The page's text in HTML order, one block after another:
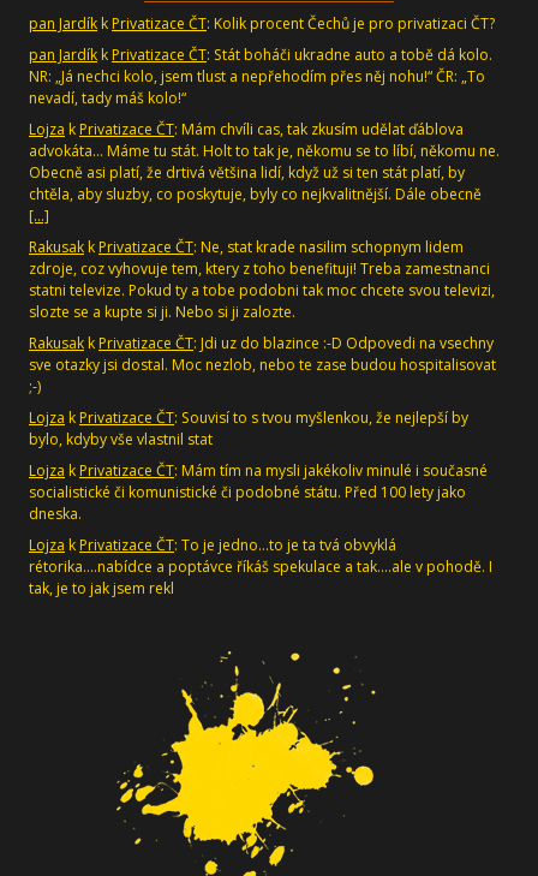
pan Jardík k Privatizace ČT: Kolik procent Čechů je pro privatizaci ČT?
pan Jardík k Privatizace ČT: Stát boháči ukradne auto a tobě dá kolo.
NR: „Já nechci kolo, jsem tlust a nepřehodím přes něj nohu!“ ČR: „To
nevadí, tady máš kolo!“
Lojza k Privatizace ČT: Mám chvíli cas, tak zkusím udělat ďáblova
advokáta... Máme tu stát. Holt to tak je, někomu se to líbí, někomu ne.
Obecně asi platí, že drtivá většina lidí, když už si ten stát platí, by
chtěla, aby sluzby, co poskytuje, byly co nejkvalitnější. Dále obecně
[…]
Rakusak k Privatizace ČT: Ne, stat krade nasilim schopnym lidem
zdroje, coz vyhovuje tem, ktery z toho benefituji! Treba zamestnanci
statni televize. Pokud ty a tobe podobni tak moc chcete svou televizi,
slozte se a kupte si ji. Nebo si ji zalozte.
Rakusak k Privatizace ČT: Jdi uz do blazince :-D Odpovedi na vsechny
sve otazky jsi dostal. Moc nezlob, nebo te zase budou hospitalisovat
;-)
Lojza k Privatizace ČT: Souvisí to s tvou myšlenkou, že nejlepší by
bylo, kdyby vše vlastnil stat
Lojza k Privatizace ČT: Mám tím na mysli jakékoliv minulé i současné
socialistické či komunistické či podobné státu. Před 100 lety jako
dneska.
Lojza k Privatizace ČT: To je jedno...to je ta tvá obvyklá
rétorika....nabídce a poptávce říkáš spekulace a tak....ale v pohodě. I
tak, je to jak jsem rekl